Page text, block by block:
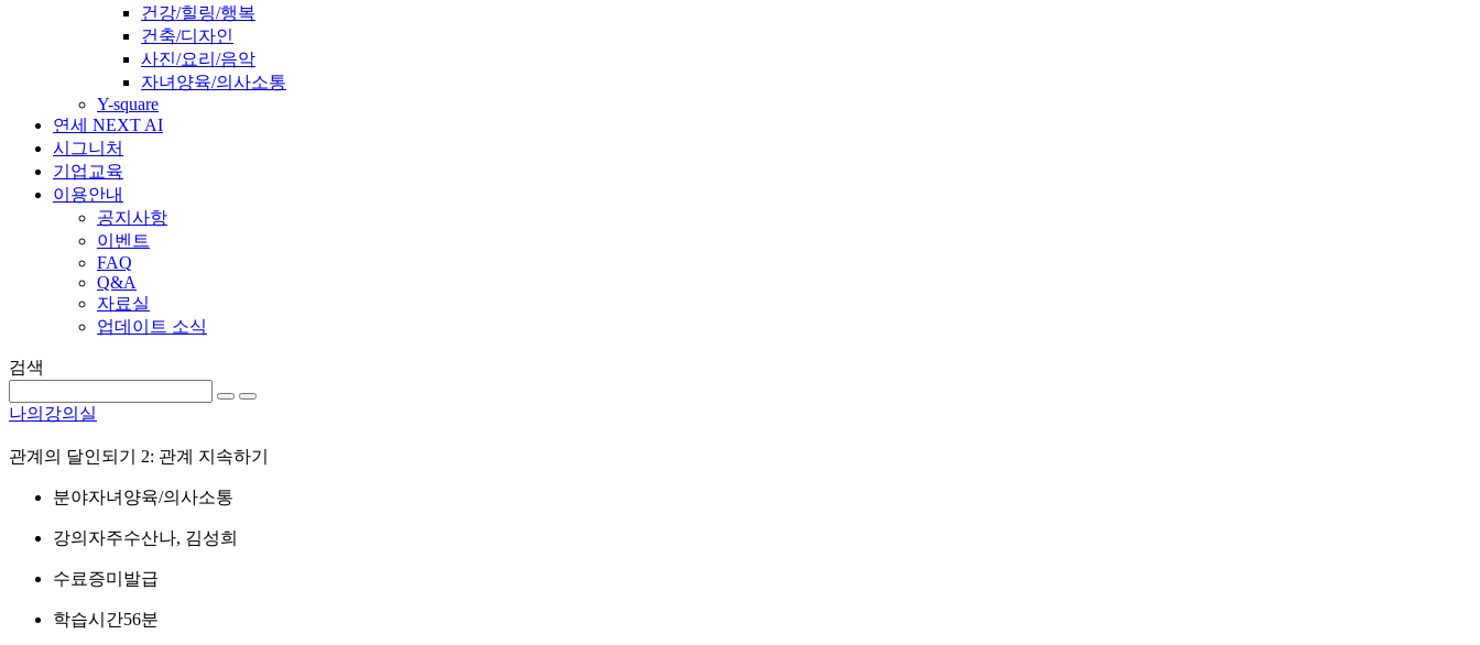
건강/힐링/행복
건축/디자인
사진/요리/음악
자녀양육/의사소통
Y-square
연세 NEXT AI
시그니처
기업교육
이용안내
공지사항
이벤트
FAQ
Q&A
자료실
업데이트 소식
검색
나의강의실
관계의 달인되기 2: 관계 지속하기
분야자녀양육/의사소통
강의자주수산나, 김성희
수료증미발급
학습시간56분